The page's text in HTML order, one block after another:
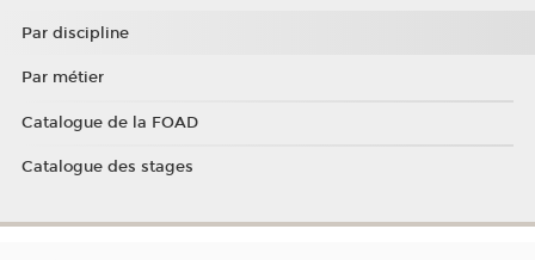
Par discipline
Par métier
Catalogue de la FOAD
Catalogue des stages